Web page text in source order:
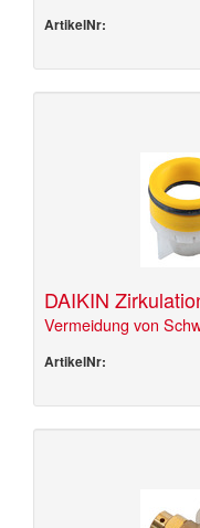
ArtikelNr:
DAIKIN
Vermeidung von
ArtikelNr: